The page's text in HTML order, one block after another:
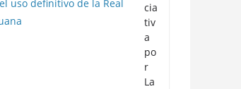
cia
tiv
a
po
r
La